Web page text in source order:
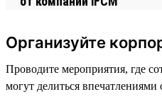
Организуйте
Проводите мероприятия, где
могут делиться